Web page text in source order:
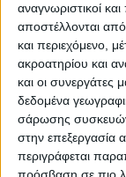
αναγνωριστικοί
αποστέλλονται από
και περιεχόμενο,
ακροατηρίου και
και οι συνεργάτες
δεδομένα
σάρωσης συσκευών.
στην επεξεργασία
περιγράφεται
Την
Τροχαία και
για την
τους
ΕΚΑΒ
τον Πρόεδρό